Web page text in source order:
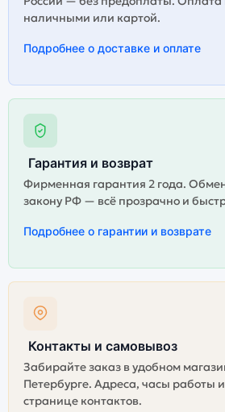
гарантируется.
наличными или картой.
Подробнее о доставке и оплате
Гарантия и возврат
Фирменная гарантия 2 года.
закону РФ — всё прозрачно и
Подробнее о гарантии и возврате
Контакты и самовывоз
Забирайте заказ в удобном
Петербурге. Адреса, часы работы
странице контактов.